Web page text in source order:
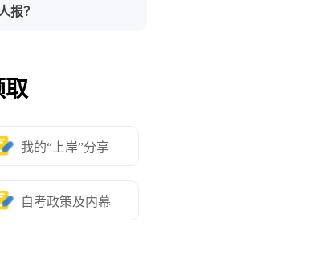
报？
取
我的“上岸”分享
自考政策及内幕